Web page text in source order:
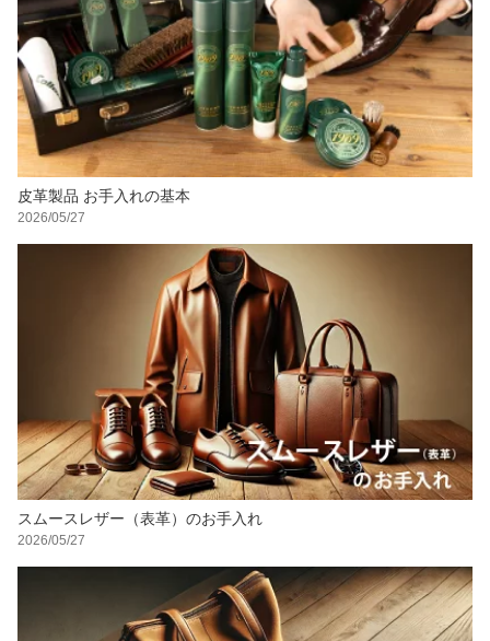
皮革製品 お手入れの基本
2026/05/27
スムースレザー（表革）のお手入れ
2026/05/27